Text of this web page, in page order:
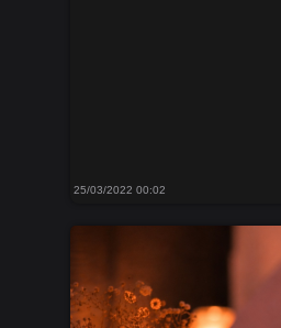
25/03/2022 00:02